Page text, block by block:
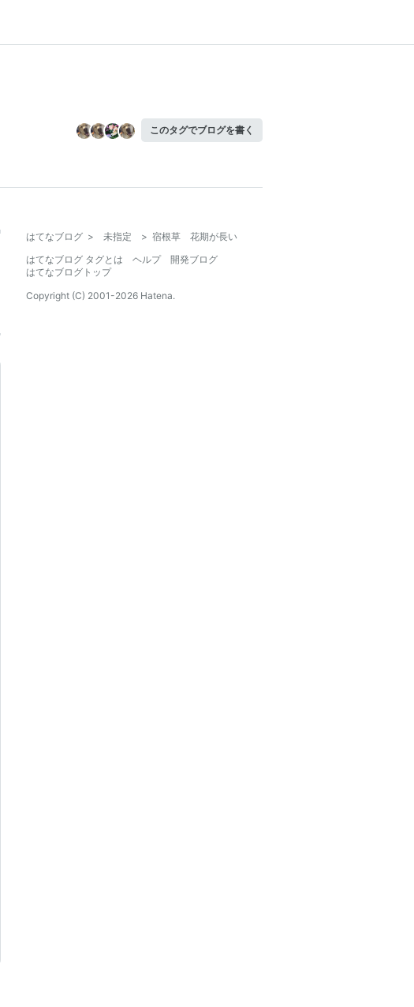
このタグでブログを書く
はてなブログ > 未指定 > 宿根草 花期が長い
はてなブログ タグとは
ヘルプ
開発ブログ
はてなブログトップ
Copyright (C) 2001-2026 Hatena.